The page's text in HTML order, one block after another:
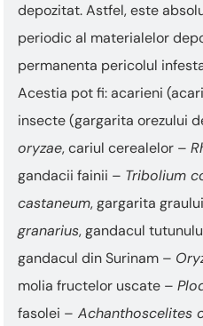
ecran
One
Accessibility,
apăsați
„Ctrl
Această
comandă
activează
cititorul
ecran
pentru
depozitat. Astfel, este
periodic al materialelor
permanenta pericolul
Acestia pot fi: acarieni
insecte (gargarita orezului
oryzae, cariul cerealelor –
gandacii fainii – Tribolium
castaneum, gargarita
granarius, gandacul
gandacul din Surinam –
molia fructelor uscate –
fasolei – Achanthoscelites